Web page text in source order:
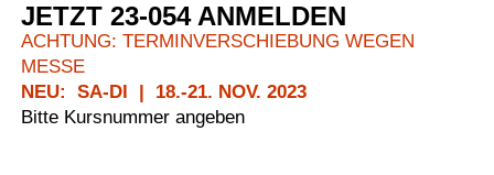
JETZT 23-054 ANMELDEN
ACHTUNG: TERMINVERSCHIEBUNG WEGEN
MESSE
NEU: SA-DI | 18.-21. NOV. 2023
Bitte Kursnummer angeben